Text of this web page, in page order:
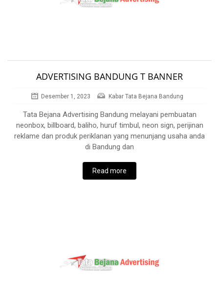
ADVERTISING BANDUNG T BANNER
Desember 1, 2023 Kabar Tata Bejana Bandung
Tata Bejana Advertising Bandung melayani pembuatan
neonbox, billboard, baliho, huruf timbul, neon sign, perijinan
reklame dan produk periklanan yang menunjang usaha anda
di Bandung dan
Read more